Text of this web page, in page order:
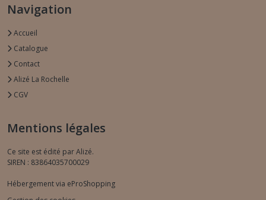
Navigation
Accueil
Catalogue
Contact
Alizé La Rochelle
CGV
Mentions légales
Ce site est édité par Alizé.
SIREN : 83864035700029
Hébergement via eProShopping